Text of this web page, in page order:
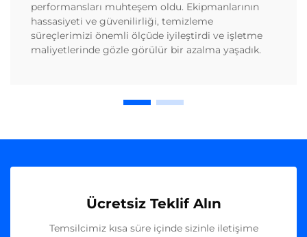
performansları muhteşem oldu. Ekipmanlarının
hassasiyeti ve güvenilirliği, temizleme
süreçlerimizi önemli ölçüde iyileştirdi ve işletme
maliyetlerinde gözle görülür bir azalma yaşadık.
Ücretsiz Teklif Alın
Temsilcimiz kısa süre içinde sizinle iletişime